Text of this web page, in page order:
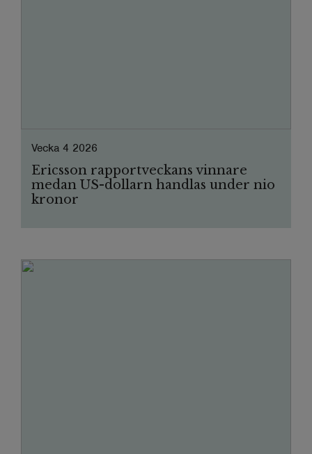
Vecka 4 2026
Ericsson rapportveckans vinnare
medan US-dollarn handlas under nio
kronor